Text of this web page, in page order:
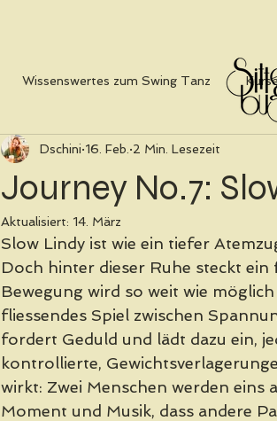
Wissenswertes zum Swing Tanz
Journey No.7:
Dschini 16. Feb. 2 Min. Lesezeit
Aktualisiert: 14. März
Slow Lindy ist wie ein tiefer
Doch hinter dieser Ruhe steckt
Bewegung wird so weit wie
fliessendes Spiel zwischen
fordert Geduld und lädt dazu ein,
kontrollierte,
wirkt: Zwei Menschen werden
Moment und Musik, dass andere